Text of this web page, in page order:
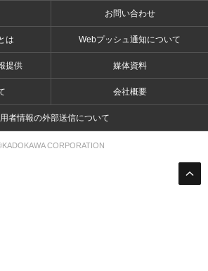
お問い合わせ
は Webプッシュ通知について
提供 媒体資料
会社概要
者情報の外部送信について
CORPORATION